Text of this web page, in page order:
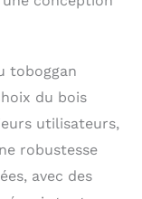
un
𝐚
à
une
la
toboggan
du bois
utilisateurs,
robustesse
avec des